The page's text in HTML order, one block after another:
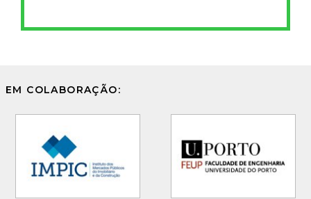
EM COLABORAÇÃO: